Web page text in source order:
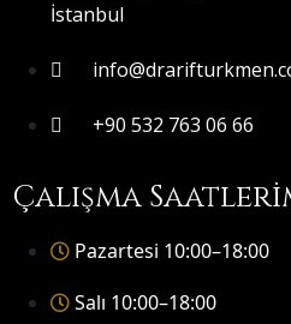
İstanbul
+90 532 763 06 66
Çalışma
Pazartesi 10:00–18:00
Salı 10:00–18:00